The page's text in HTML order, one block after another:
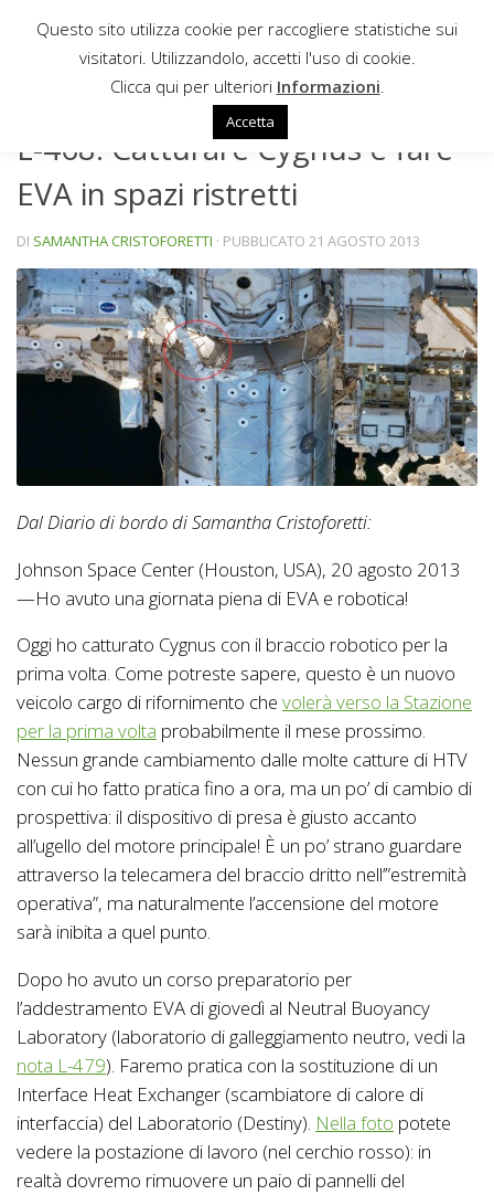
Sotto il contenuto
L-468: Catturare Cygnus e fare
EVA in spazi ristretti
DI SAMANTHA CRISTOFORETTI · PUBBLICATO 21 AGOSTO 2013
Dal Diario di bordo di Samantha Cristoforetti:
Johnson Space Center (Houston, USA), 20 agosto 2013
—Ho avuto una giornata piena di EVA e robotica!
Oggi ho catturato Cygnus con il braccio robotico per la
prima volta. Come potreste sapere, questo è un nuovo
veicolo cargo di rifornimento che volerà verso la Stazione
per la prima volta probabilmente il mese prossimo.
Nessun grande cambiamento dalle molte catture di HTV
con cui ho fatto pratica fino a ora, ma un po’ di cambio di
prospettiva: il dispositivo di presa è giusto accanto
all’ugello del motore principale! È un po’ strano guardare
attraverso la telecamera del braccio dritto nell’”estremità
operativa”, ma naturalmente l’accensione del motore
sarà inibita a quel punto.
Dopo ho avuto un corso preparatorio per
l’addestramento EVA di giovedì al Neutral Buoyancy
Laboratory (laboratorio di galleggiamento neutro, vedi la
nota L-479). Faremo pratica con la sostituzione di un
Interface Heat Exchanger (scambiatore di calore di
interfaccia) del Laboratorio (Destiny). Nella foto potete
vedere la postazione di lavoro (nel cerchio rosso): in
realtà dovremo rimuovere un paio di pannelli del
Questo sito utilizza cookie per raccogliere statistiche sui
visitatori. Utilizzandolo, accetti l'uso di cookie.
Clicca qui per ulteriori Informazioni
Accetta